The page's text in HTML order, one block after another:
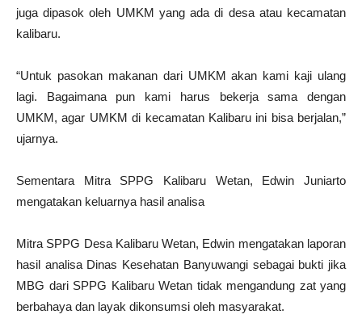
juga dipasok oleh UMKM yang ada di desa atau kecamatan
kalibaru.
“Untuk pasokan makanan dari UMKM akan kami kaji ulang
lagi. Bagaimana pun kami harus bekerja sama dengan
UMKM, agar UMKM di kecamatan Kalibaru ini bisa berjalan,”
ujarnya.
Sementara Mitra SPPG Kalibaru Wetan, Edwin Juniarto
mengatakan keluarnya hasil analisa
Mitra SPPG Desa Kalibaru Wetan, Edwin mengatakan laporan
hasil analisa Dinas Kesehatan Banyuwangi sebagai bukti jika
MBG dari SPPG Kalibaru Wetan tidak mengandung zat yang
berbahaya dan layak dikonsumsi oleh masyarakat.